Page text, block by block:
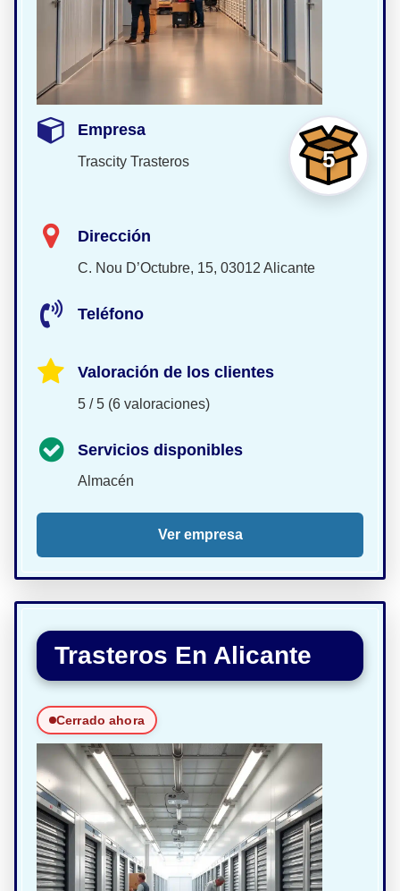
5
Empresa
Trascity Trasteros
Dirección
C. Nou D’Octubre, 15, 03012 Alicante
Teléfono
Valoración de los clientes
5 / 5 (6 valoraciones)
Servicios disponibles
Almacén
Ver empresa
Trasteros En Alicante
Cerrado ahora